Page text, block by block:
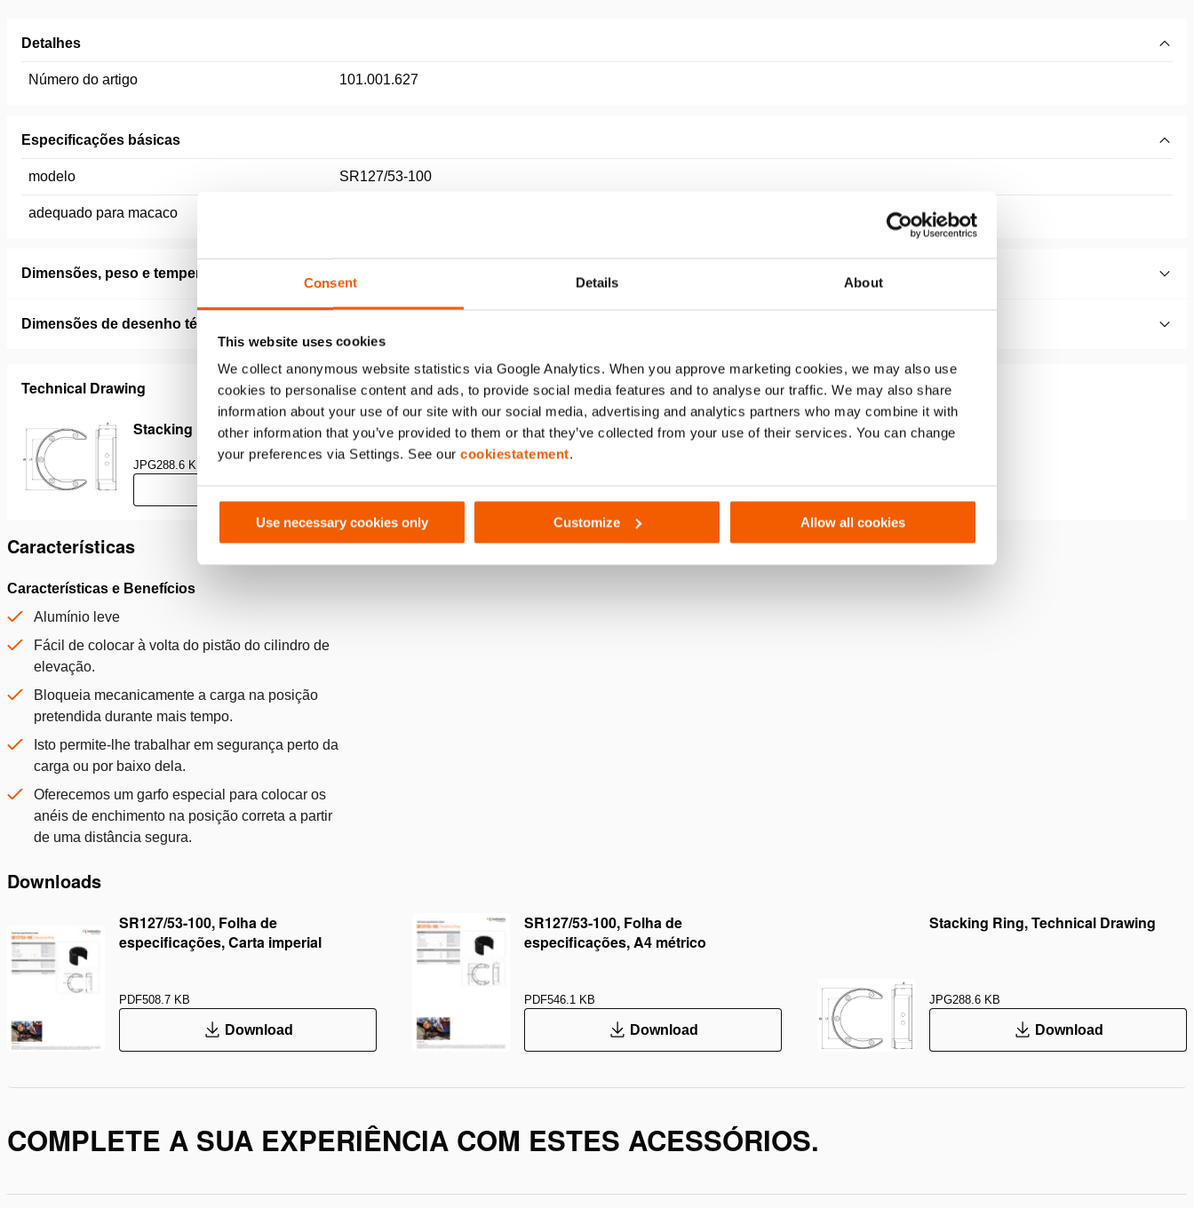
Consent Details About
This website uses cookies
We collect anonymous website statistics via Google Analytics. When you approve marketing cookies, we may also use
cookies to personalise content and ads, to provide social media features and to analyse our traffic. We may also share
information about your use of our site with our social media, advertising and analytics partners who may combine it with
other information that you’ve provided to them or that they’ve collected from your use of their services. You can change
your preferences via Settings. See our cookiestatement.
Use necessary cookies only Customize Allow all cookies
Detalhes
Número do artigo 101.001.627
Especificações básicas
modelo SR127/53-100
adequado para macaco
Dimensões, peso e temperatura
Dimensões de desenho técnico
Technical Drawing
Stacking Ring, Technical Drawing
JPG288.6 KB
Características
Características e Benefícios
Alumínio leve
Fácil de colocar à volta do pistão do cilindro de
elevação.
Bloqueia mecanicamente a carga na posição
pretendida durante mais tempo.
Isto permite-lhe trabalhar em segurança perto da
carga ou por baixo dela.
Oferecemos um garfo especial para colocar os
anéis de enchimento na posição correta a partir
de uma distância segura.
Downloads
SR127/53-100, Folha de
especificações, Carta imperial
PDF508.7 KB
Download
SR127/53-100, Folha de
especificações, A4 métrico
PDF546.1 KB
Download
Stacking Ring, Technical Drawing
JPG288.6 KB
Download
COMPLETE A SUA EXPERIÊNCIA COM ESTES ACESSÓRIOS.